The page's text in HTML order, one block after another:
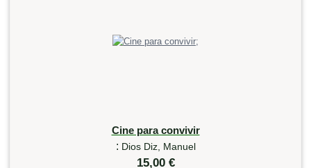
Cine para convivir
: Dios Diz, Manuel
15,00 €